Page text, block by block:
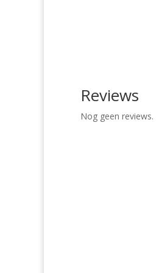
Reviews
Nog geen reviews.